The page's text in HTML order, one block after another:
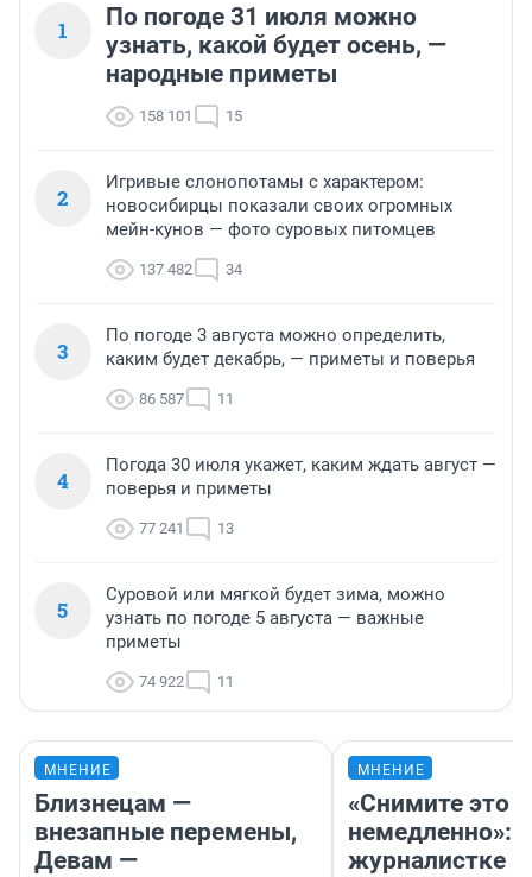
1
По погоде 31 июля можно
узнать, какой будет осень, —
народные приметы
158 101 15
2
Игривые слонопотамы с характером:
новосибирцы показали своих огромных
мейн-кунов — фото суровых питомцев
137 482 34
3
По погоде 3 августа можно определить,
каким будет декабрь, — приметы и поверья
86 587 11
4
Погода 30 июля укажет, каким ждать август —
поверья и приметы
77 241 13
5
Суровой или мягкой будет зима, можно
узнать по погоде 5 августа — важные
приметы
74 922 11
МНЕНИЕ
Близнецам —
внезапные перемены,
Девам —
МНЕНИЕ
«Снимите это
немедленно»:
журналистке